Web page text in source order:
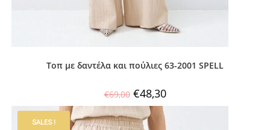
Τοπ με δαντέλα και πούλιες 63-2001 SPELL
€69,00 €48,30
SALES !